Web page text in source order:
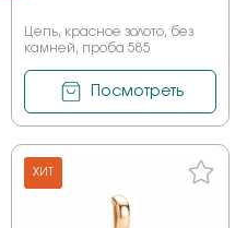
Цепь, красное золото, без
камней, проба 585
Посмотреть
ХИТ